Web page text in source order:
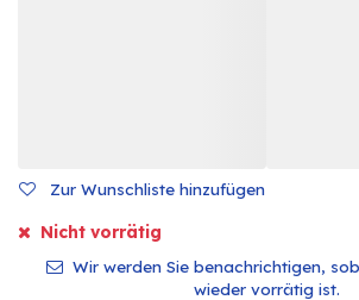
Zur Wunschliste hinzufügen
Nicht vorrätig
Wir werden Sie benachrichtigen,
wieder vorrätig ist.